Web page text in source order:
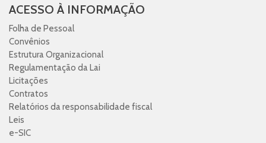
ACESSO À INFORMAÇÃO
Folha de Pessoal
Convênios
Estrutura Organizacional
Regulamentação da Lai
Licitações
Contratos
Relatórios da responsabilidade fiscal
Leis
e-SIC